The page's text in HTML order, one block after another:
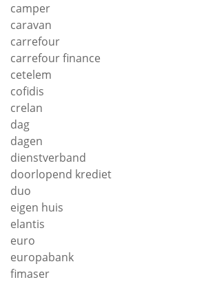
camper
caravan
carrefour
carrefour finance
cetelem
cofidis
crelan
dag
dagen
dienstverband
doorlopend krediet
duo
eigen huis
elantis
euro
europabank
fimaser